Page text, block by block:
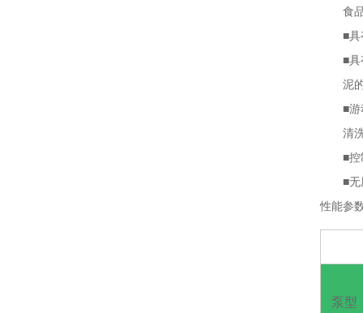
食
■具
■具
泥
■游
清
■控
■无
性能参
泵型